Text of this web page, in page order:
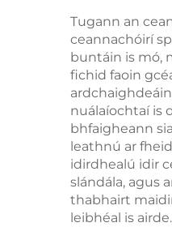
755 nm,
nm,
Tugann an
ceannachóirí
buntáin is mó,
fichid faoin
nuálaíochtaí is
bhfaigheann
leathnú ar
idirdhealú idir
slándála, agus
thabhairt
leibhéal is